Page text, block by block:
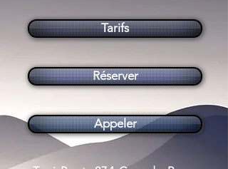
Tarifs
Réserver
Appeler